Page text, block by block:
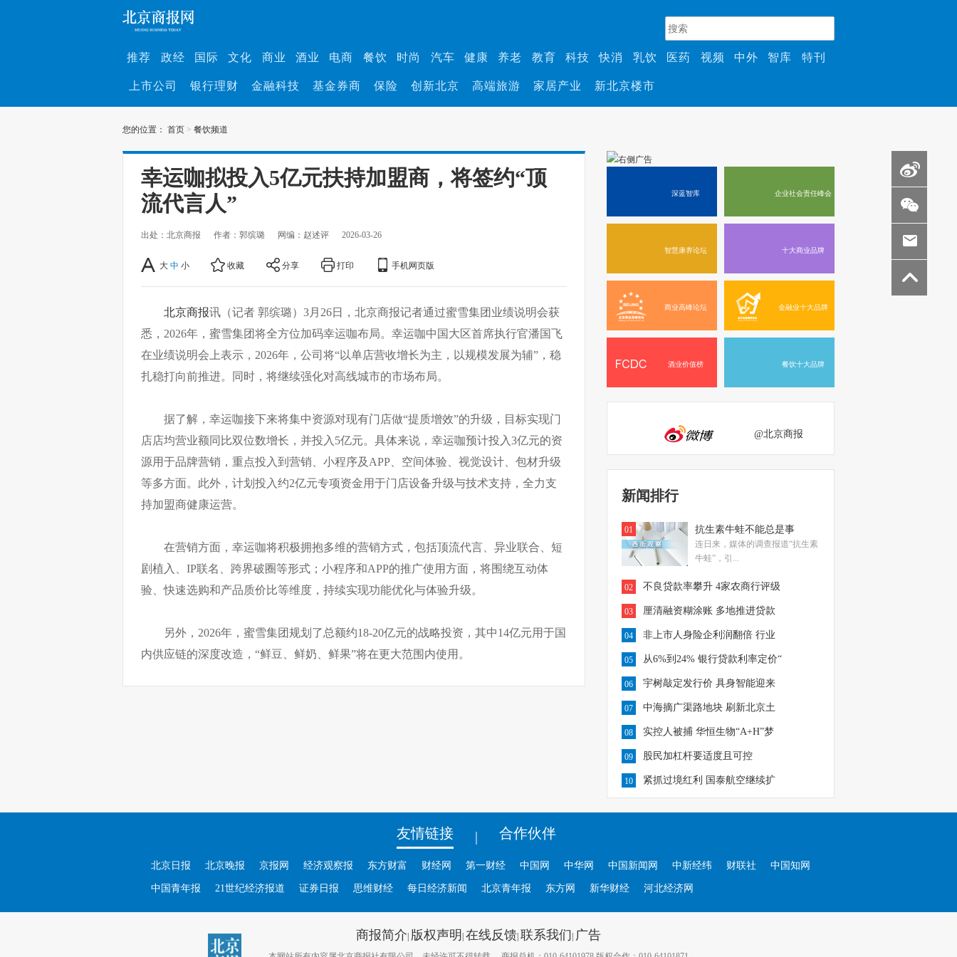
推荐 政经 国际 文化 商业 酒业 电商 餐饮 时尚 汽车 健康 养老 教育 科技 快消 乳饮 医药 视频 中外 智库 特刊
上市公司 银行理财 金融科技 基金券商 保险 创新北京 高端旅游 家居产业 新北京楼市
您的位置： 首页 > 餐饮频道
幸运咖拟投入5亿元扶持加盟商，将签约“顶
流代言人”
出处：北京商报 作者：郭缤璐 网编：赵述评 2026-03-26
大 中 小 收藏 分享 打印 手机网页版
北京商报讯（记者 郭缤璐）3月26日，北京商报记者通过蜜雪集团业绩说明会获
悉，2026年，蜜雪集团将全方位加码幸运咖布局。幸运咖中国大区首席执行官潘国飞
在业绩说明会上表示，2026年，公司将“以单店营收增长为主，以规模发展为辅”，稳
扎稳打向前推进。同时，将继续强化对高线城市的市场布局。
据了解，幸运咖接下来将集中资源对现有门店做“提质增效”的升级，目标实现门
店店均营业额同比双位数增长，并投入5亿元。具体来说，幸运咖预计投入3亿元的资
源用于品牌营销，重点投入到营销、小程序及APP、空间体验、视觉设计、包材升级
等多方面。此外，计划投入约2亿元专项资金用于门店设备升级与技术支持，全力支
持加盟商健康运营。
在营销方面，幸运咖将积极拥抱多维的营销方式，包括顶流代言、异业联合、短
剧植入、IP联名、跨界破圈等形式；小程序和APP的推广使用方面，将围绕互动体
验、快速选购和产品质价比等维度，持续实现功能优化与体验升级。
另外，2026年，蜜雪集团规划了总额约18-20亿元的战略投资，其中14亿元用于国
内供应链的深度改造，“鲜豆、鲜奶、鲜果”将在更大范围内使用。
深蓝智库 企业社会责任峰会
智慧康养论坛 十大商业品牌
商业高峰论坛 金融业十大品牌
酒业价值榜 餐饮十大品牌
@北京商报
新闻排行
01 抗生素牛蛙不能总是事
连日来，媒体的调查报道“抗生素
牛蛙”，引...
02 不良贷款率攀升 4家农商行评级
03 厘清融资糊涂账 多地推进贷款
04 非上市人身险企利润翻倍 行业
05 从6%到24% 银行贷款利率定价“
06 宇树敲定发行价 具身智能迎来
07 中海摘广渠路地块 刷新北京土
08 实控人被捕 华恒生物“A+H”梦
09 股民加杠杆要适度且可控
10 紧抓过境红利 国泰航空继续扩
友情链接 | 合作伙伴
北京日报 北京晚报 京报网 经济观察报 东方财富 财经网 第一财经 中国网 中华网 中国新闻网 中新经纬 财联社 中国知网
中国青年报 21世纪经济报道 证券日报 思维财经 每日经济新闻 北京青年报 东方网 新华财经 河北经济网
商报简介| 版权声明 | 在线反馈| 联系我们| 广告